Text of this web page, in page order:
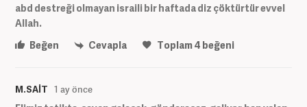
abd destreği olmayan israili bir haftada diz çöktürtür evvel
Allah.
Beğen
Cevapla Toplam4 beğeni
M.SAİT 1 ay önce